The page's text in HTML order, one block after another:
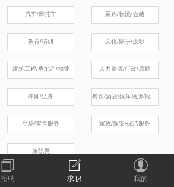
汽车/摩托车 采购/物流/仓储
教育/培训 文化/娱乐/摄影
建筑工程/房地产/物业 人力资源/行政/后勤
律师/法务
商场/零售服务 家政/保安/保洁服务
兼职类
招聘 求职 我的